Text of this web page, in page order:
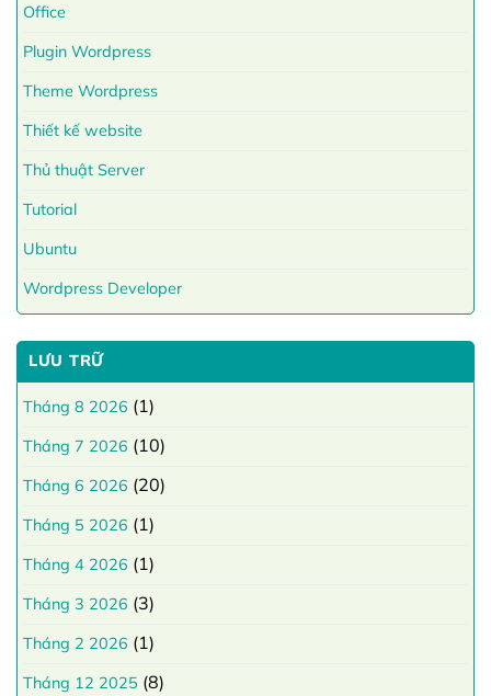
Office
Plugin Wordpress
Theme Wordpress
Thiết kế website
Thủ thuật Server
Tutorial
Ubuntu
Wordpress Developer
LƯU TRỮ
Tháng 8 2026 (1)
Tháng 7 2026 (10)
Tháng 6 2026 (20)
Tháng 5 2026 (1)
Tháng 4 2026 (1)
Tháng 3 2026 (3)
Tháng 2 2026 (1)
Tháng 12 2025 (8)